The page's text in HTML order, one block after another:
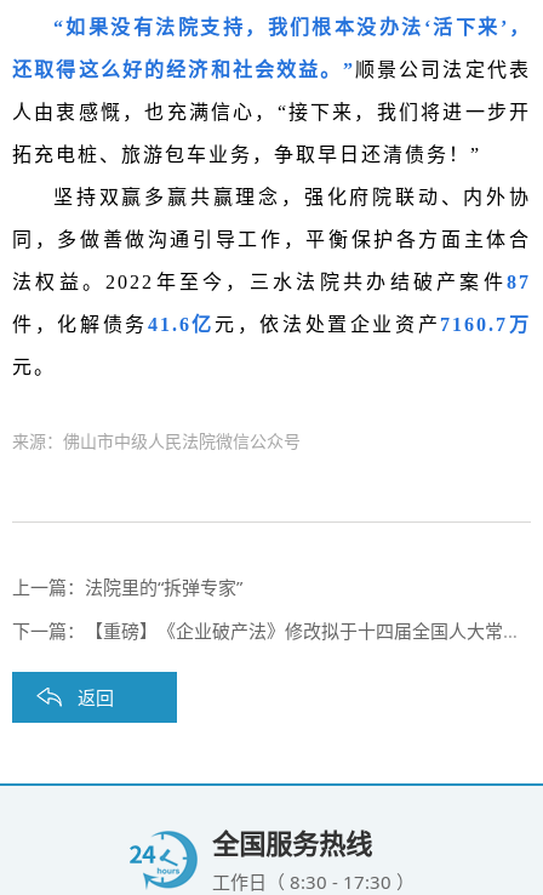
“如果没有法院支持，我们根本没办法‘活下来’，
还取得这么好的经济和社会效益。”顺景公司法定代表
人由衷感慨，也充满信心，“接下来，我们将进一步开
拓充电桩、旅游包车业务，争取早日还清债务！”
坚持双赢多赢共赢理念， 强化府院联动、内外协
同，多做善做沟通引导工作，平衡保护各方面主体合
法权益。2022年至今，三水法院共办结破产案件87
件，化解债务41.6亿 元，依法处置企业资产 7160.7万
元。
来源：佛山市中级人民法院微信公众号
上一篇： 法院里的“拆弹专家”
下一篇：
【重磅】《企业破产法》修改拟于十四届全国人大常委会任期内提请审议
返回
全国服务热线
工作日（ 8:30 - 17:30 ）